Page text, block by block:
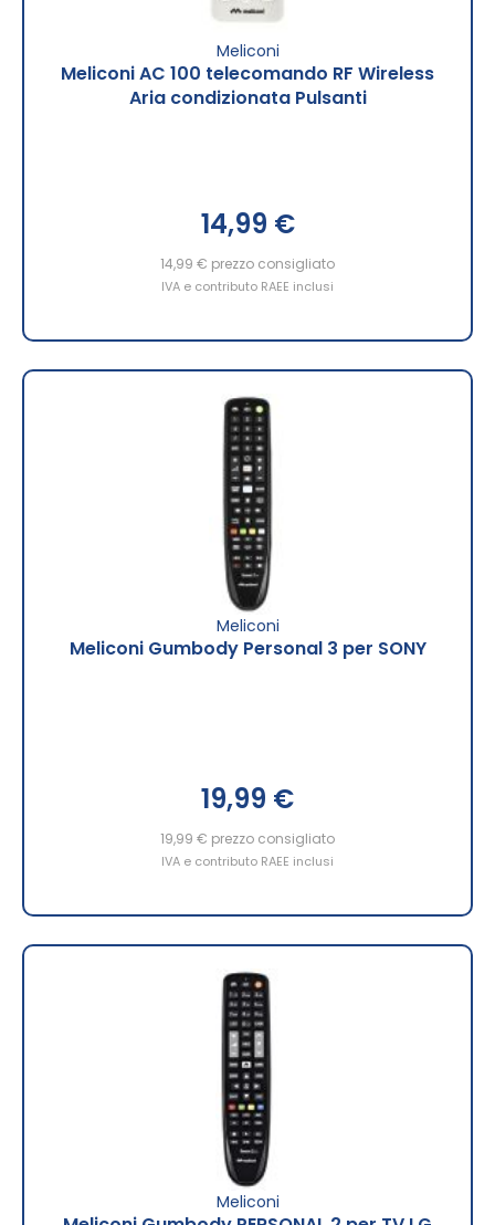
Meliconi
Meliconi AC 100 telecomando RF Wireless
Aria condizionata Pulsanti
14,99 €
14,99 € prezzo consigliato
IVA e contributo RAEE inclusi
Meliconi
Meliconi Gumbody Personal 3 per SONY
19,99 €
19,99 € prezzo consigliato
IVA e contributo RAEE inclusi
Meliconi